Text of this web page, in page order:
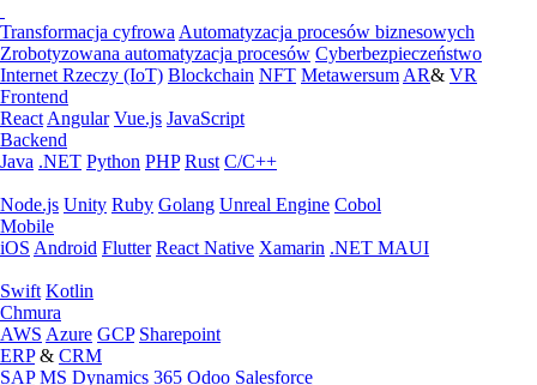
Transformacja cyfrowa Automatyzacja procesów biznesowych
Zrobotyzowana automatyzacja procesów Cyberbezpieczeństwo
Internet Rzeczy (IoT) Blockchain NFT Metawersum AR& VR
Frontend
React Angular Vue.js JavaScript
Backend
Java .NET Python PHP Rust C/C++
Node.js Unity Ruby Golang Unreal Engine Cobol
Mobile
iOS Android Flutter React Native Xamarin .NET MAUI
Swift Kotlin
Chmura
AWS Azure GCP Sharepoint
ERP& CRM
SAP MS Dynamics 365 Odoo Salesforce